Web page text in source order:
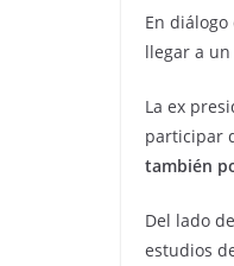
En
llegar a
La ex
participar
también
Del lado
estudios